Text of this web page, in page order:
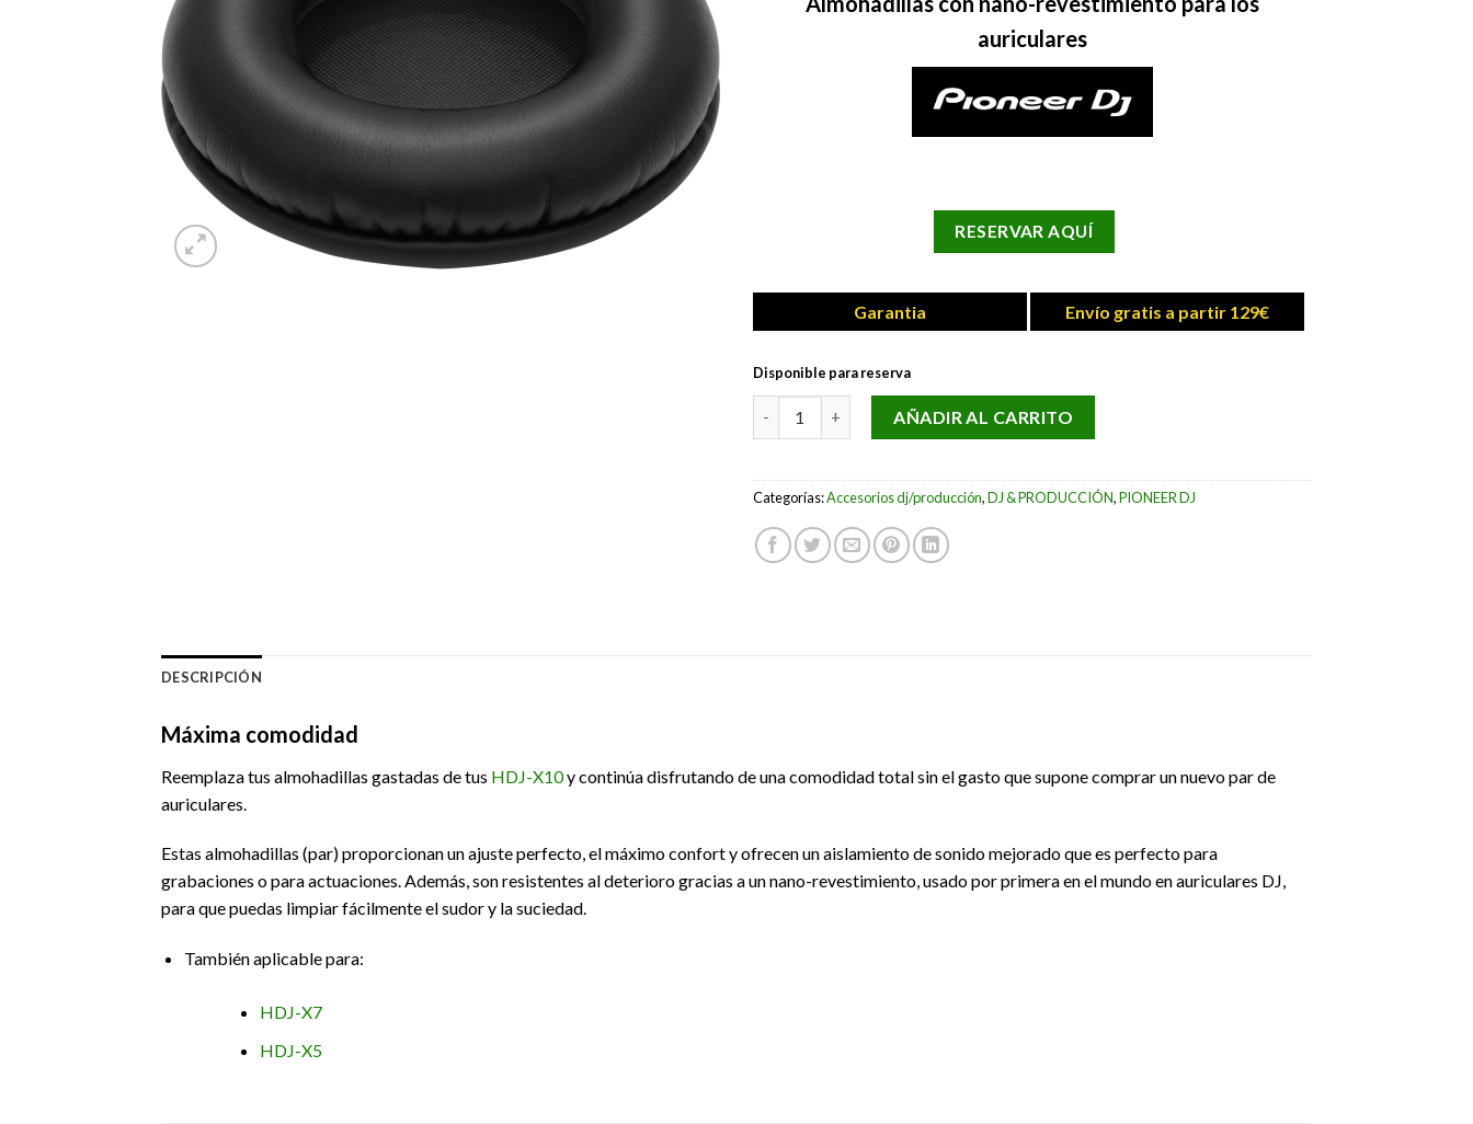
auriculares
RESERVAR AQUÍ
Garantia Envío gratis a partir 129€
Disponible para reserva
REPUESTO PIONEER DJ HC-EP0501 cantidad
AÑADIR AL CARRITO
Categorías:Accesorios dj/producción,DJ & PRODUCCIÓN,PIONEER DJ
DESCRIPCIÓN
Máxima comodidad
Reemplaza tus almohadillas gastadas de tus HDJ-X10y continúa disfrutando de una comodidad total sin el gasto que supone comprar un nuevo par de
auriculares.
Estas almohadillas (par) proporcionan un ajuste perfecto, el máximo confort y ofrecen un aislamiento de sonido mejorado que es perfecto para
grabaciones o para actuaciones. Además, son resistentes al deterioro gracias a un nano-revestimiento, usado por primera en el mundo en auriculares DJ,
para que puedas limpiar fácilmente el sudor y la suciedad.
También aplicable para:
HDJ-X7
HDJ-X5